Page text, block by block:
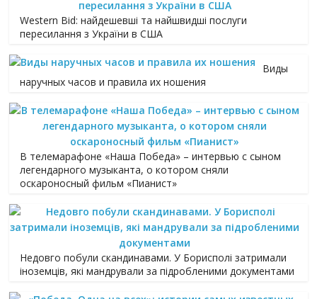
Western Bid: найдешевші та найшвидші послуги
пересилання з України в США
Виды
наручных часов и правила их ношения
В телемарафоне «Наша Победа» – интервью с сыном
легендарного музыканта, о котором сняли
оскароносный фильм «Пианист»
Недовго побули скандинавами. У Борисполі затримали
іноземців, які мандрували за підробленими документами